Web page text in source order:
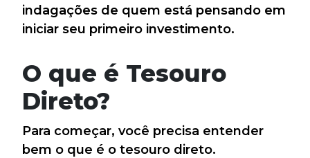
indagações de quem está pensando em
iniciar seu primeiro investimento.
O que é Tesouro
Direto?
Para começar, você precisa entender
bem o que é o tesouro direto.